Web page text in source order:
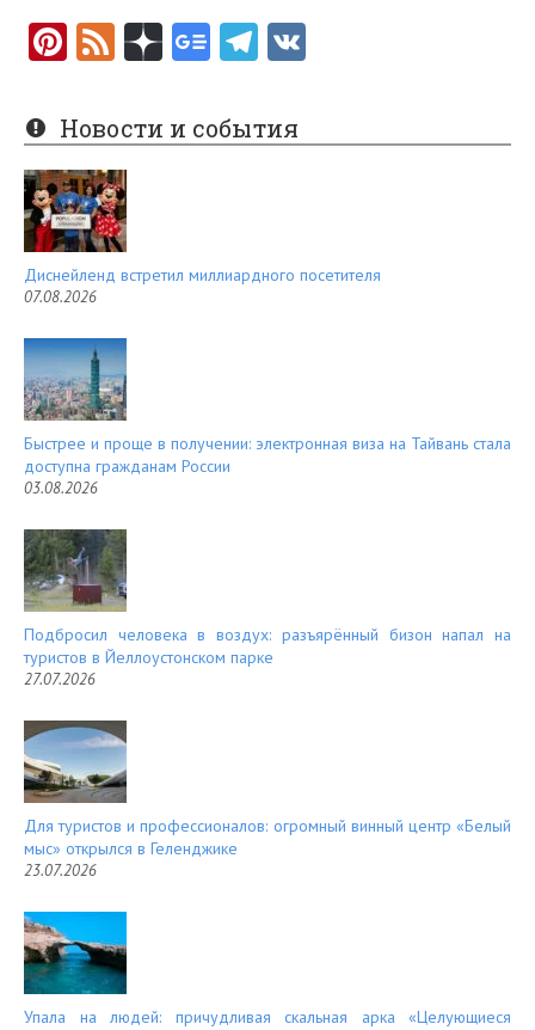
Pi
er
es
t
F
e
d
Новости и события
Диснейленд встретил миллиардного посетителя
07.08.2026
Быстрее и проще в получении: электронная виза на Тайвань стала
доступна гражданам России
03.08.2026
Подбросил человека в воздух: разъярённый бизон напал на
туристов в Йеллоустонском парке
27.07.2026
Для туристов и профессионалов: огромный винный центр «Белый
мыс» открылся в Геленджике
23.07.2026
Упала на людей: причудливая скальная арка «Целующиеся